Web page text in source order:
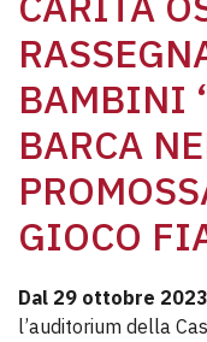
BAMBINI
BARCA
GIOCO
Dal 29 ottobre
l’auditorium della